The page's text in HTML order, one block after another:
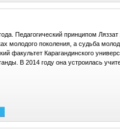
Педагогический принципом Ляззат
молодого поколения, а судьба
факультет Карагандинского
В 2014 году она устроилась